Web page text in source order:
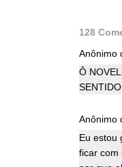
128
Anônimo
Ô
Anônimo
Eu estou
ficar com